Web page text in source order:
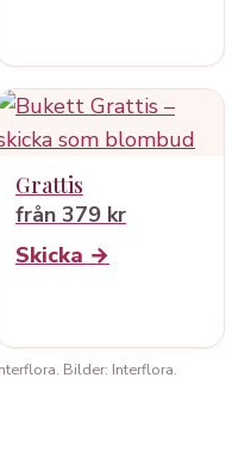
Grattis
från 379 kr
Skicka →
Bilder: Interflora.